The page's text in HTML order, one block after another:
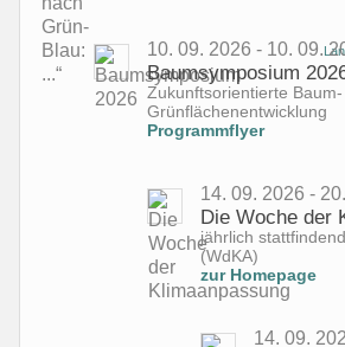
10. 09. 2026 - 10. 09.
Baumsymposium
Zukunftsorientierte
Grünflächenentwicklung
Programmflyer
14. 09. 2026 -
Die Woche der
jährlich
(WdKA)
zur Homepage
14. 09.